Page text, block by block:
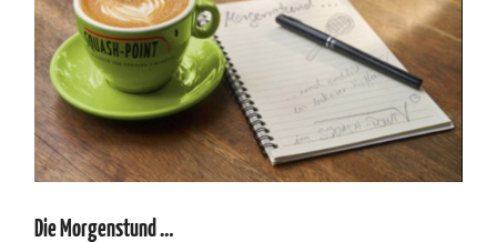
Die Morgenstund …